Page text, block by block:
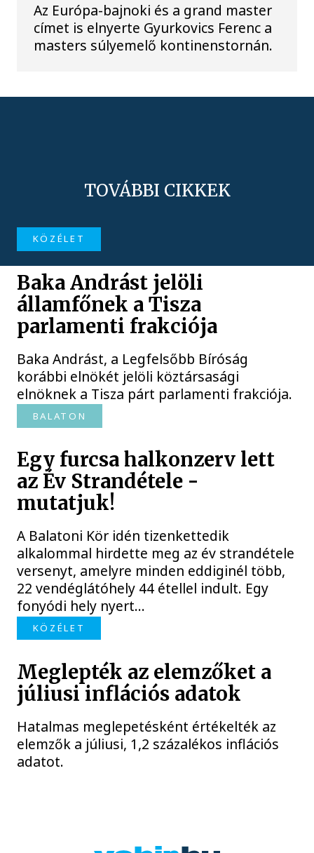
Az Európa-bajnoki és a grand master
címet is elnyerte Gyurkovics Ferenc a
masters súlyemelő kontinenstornán.
TOVÁBBI CIKKEK
KÖZÉLET
Baka Andrást jelöli
államfőnek a Tisza
parlamenti frakciója
Baka Andrást, a Legfelsőbb Bíróság
korábbi elnökét jelöli köztársasági
elnöknek a Tisza párt parlamenti frakciója.
BALATON
Egy furcsa halkonzerv lett
az Év Strandétele -
mutatjuk!
A Balatoni Kör idén tizenkettedik
alkalommal hirdette meg az év strandétele
versenyt, amelyre minden eddiginél több,
22 vendéglátóhely 44 étellel indult. Egy
fonyódi hely nyert...
KÖZÉLET
Meglepték az elemzőket a
júliusi inflációs adatok
Hatalmas meglepetésként értékelték az
elemzők a júliusi, 1,2 százalékos inflációs
adatot.